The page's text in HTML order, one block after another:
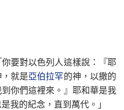
要對以色列人這樣說：『耶
就是亞伯拉罕的神，以撒的
你們這裡來。』耶和華是我
我的紀念，直到萬代。」